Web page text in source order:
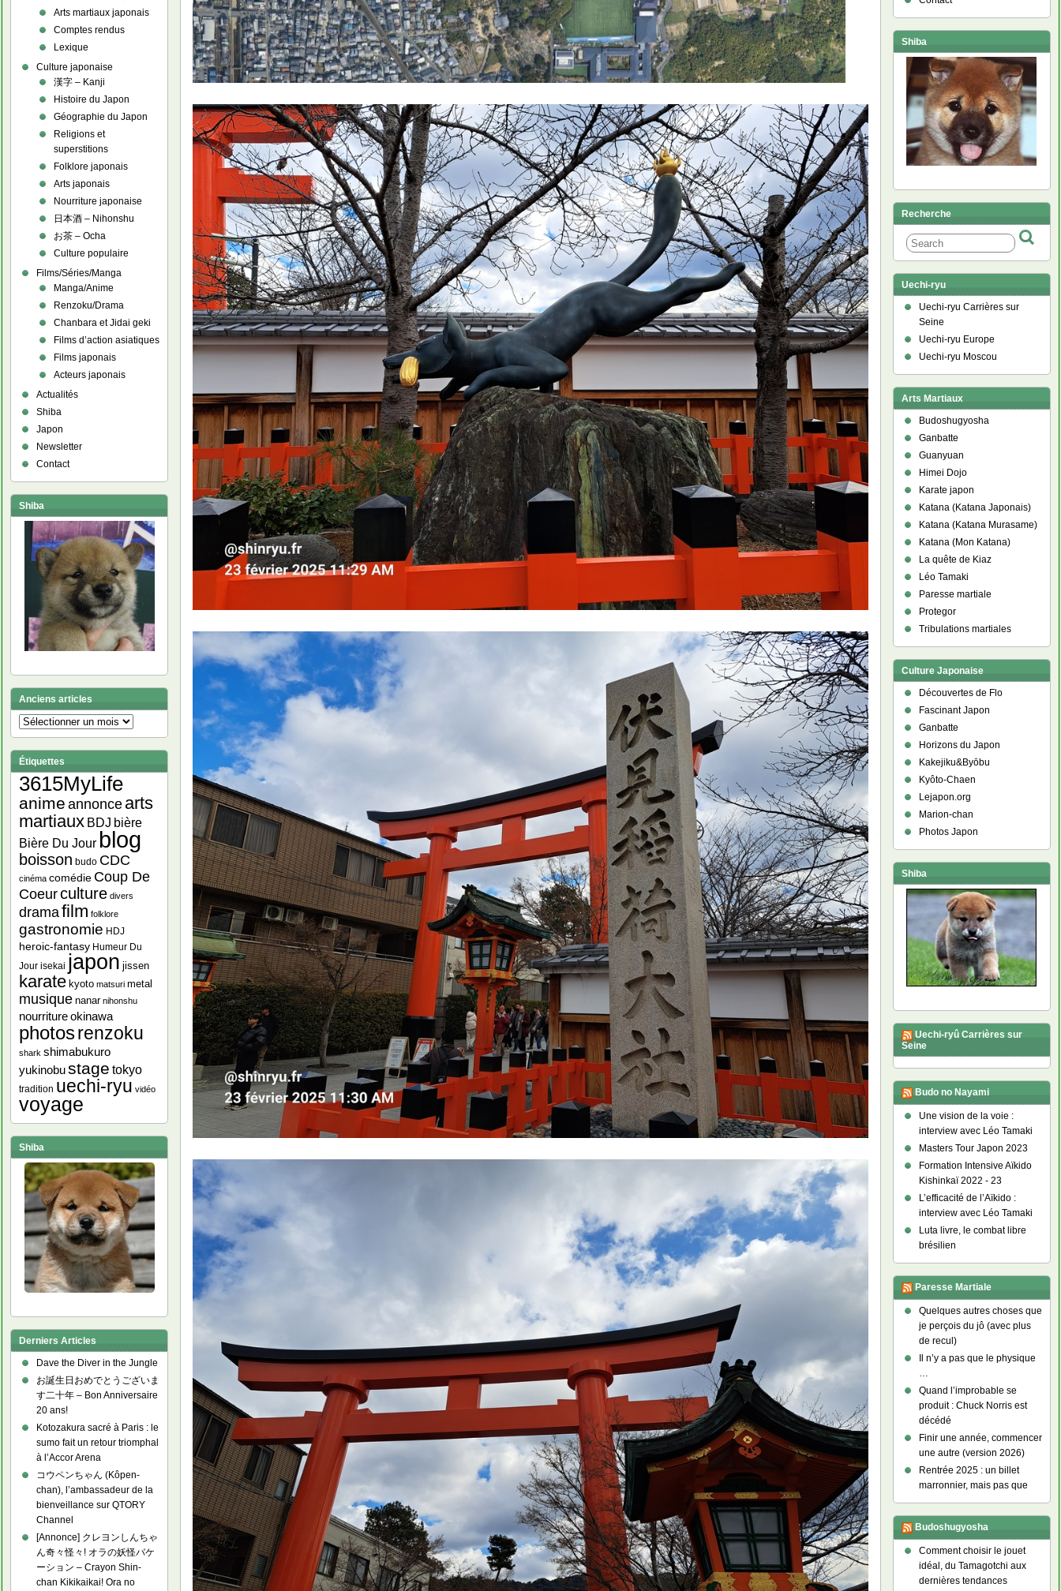
Arts martiaux japonais
Comptes rendus
Lexique
Culture japonaise
漢字 – Kanji
Histoire du Japon
Géographie du Japon
Religions et
superstitions
Folklore japonais
Arts japonais
Nourriture japonaise
日本酒 – Nihonshu
お茶 – Ocha
Culture populaire
Films/Séries/Manga
Manga/Anime
Renzoku/Drama
Chanbara et Jidai geki
Films d’action asiatiques
Films japonais
Acteurs japonais
Actualités
Shiba
Japon
Newsletter
Contact
Shiba
Anciens articles
Anciens
articles
Étiquettes
3615MyLife
anime annonce arts
martiaux BDJ bière
Bière Du Jour blog
boisson budo CDC
cinéma comédie Coup De
Coeurculture divers
dramafilm folklore
gastronomie HDJ
heroic-fantasy Humeur Du
Jour isekai japon jissen
karate kyoto matsuri metal
musique nanar nihonshu
nourriture okinawa
photosrenzoku
shark shimabukuro
yukinobu stage tokyo
tradition uechi-ryu vidéo
voyage
Shiba
Derniers Articles
Dave the Diver in the Jungle
お誕生日おめでとうございま
す二十年 – Bon Anniversaire
20 ans!
Kotozakura sacré à Paris : le
sumo fait un retour triomphal
à l’Accor Arena
コウペンちゃん (Kôpen-
chan), l’ambassadeur de la
bienveillance sur QTORY
Channel
[Annonce] クレヨンしんちゃ
ん奇々怪々! オラの妖怪バケ
ーション – Crayon Shin-
chan Kikikaikai! Ora no
Shiba
Recherche
Uechi-ryu
Uechi-ryu Carrières sur
Seine
Uechi-ryu Europe
Uechi-ryu Moscou
Arts Martiaux
Budoshugyosha
Ganbatte
Guanyuan
Himei Dojo
Karate japon
Katana (Katana Japonais)
Katana (Katana Murasame)
Katana (Mon Katana)
La quête de Kiaz
Léo Tamaki
Paresse martiale
Protegor
Tribulations martiales
Culture Japonaise
Découvertes de Flo
Fascinant Japon
Ganbatte
Horizons du Japon
Kakejiku&Byōbu
Kyôto-Chaen
Lejapon.org
Marion-chan
Photos Japon
Shiba
Uechi-ryû Carrières sur
Seine
Budo no Nayami
Une vision de la voie :
interview avec Léo Tamaki
Masters Tour Japon 2023
Formation Intensive Aïkido
Kishinkaï 2022 - 23
L’efficacité de l’Aïkido :
interview avec Léo Tamaki
Luta livre, le combat libre
brésilien
Paresse Martiale
Quelques autres choses que
je perçois du jô (avec plus
de recul)
Il n’y a pas que le physique
…
Quand l’improbable se
produit : Chuck Norris est
décédé
Finir une année, commencer
une autre (version 2026)
Rentrée 2025 : un billet
marronnier, mais pas que
Budoshugyosha
Comment choisir le jouet
idéal, du Tamagotchi aux
dernières tendances